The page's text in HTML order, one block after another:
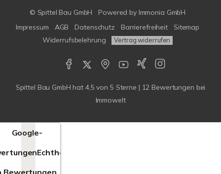
© Spittel Bau GmbH Powered by Immonia GmbH
Impressum
AGB Datenschutz Barrierefreiheit
Sitemap
Widerrufsbelehrung
Vertrag widerrufen
Spittel Bau GmbH hat 4,5 von 5 Sterne | 12 Bewertungen bei
Immowelt
Google-
Echtheit
Bewertungen